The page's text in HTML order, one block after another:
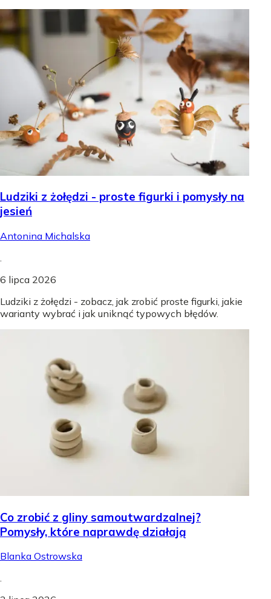
Ludziki z żołędzi - proste figurki i pomysły na
jesień
Antonina Michalska
.
6 lipca 2026
Ludziki z żołędzi - zobacz, jak zrobić proste figurki, jakie
warianty wybrać i jak uniknąć typowych błędów.
Co zrobić z gliny samoutwardzalnej?
Pomysły, które naprawdę działają
Blanka Ostrowska
.